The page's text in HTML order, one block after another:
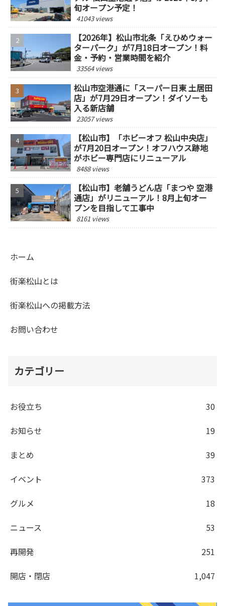
旬オープン予定！
41043 views
【2026年】松山市北条「えひめウォー
ターパーク」が7月18日オープン！料
金・予約・営業時間を紹介
33564 views
松山市空港通に「スーパー日東 土居田
店」が7月29日オープン！ダイソーも
入る新店舗
23057 views
【松山市】「ホビーオフ 松山中央店」
が7月20日オープン！オフハウス跡地
がホビー専門店にリニューアル
8488 views
【松山市】老舗うどん店「まつや 空港
通店」がリニューアル！8月上旬オー
プンを目指して工事中
8161 views
ホーム
街楽松山とは
街楽松山への掲載方法
お問い合わせ
カテゴリー
お役立ち
30
お知らせ
19
まとめ
39
イベント
373
グルメ
18
ニュース
53
再開発
251
開店・閉店
1,047